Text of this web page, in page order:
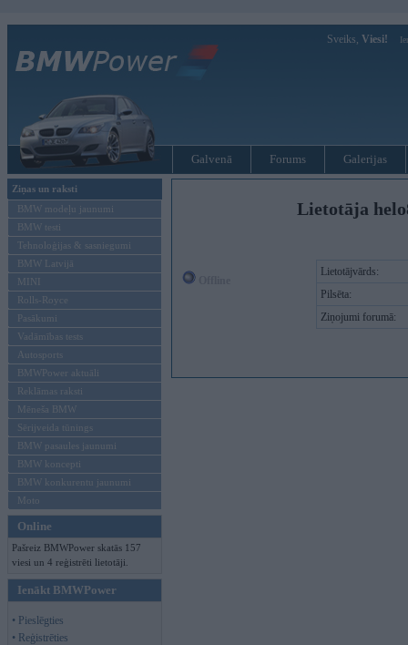
Sveiks, Viesi!
Galvenā Forums Galerijas
Ziņas un raksti
BMW modeļu jaunumi
BMW testi
Tehnoloģijas & sasniegumi
BMW Latvijā
MINI
Rolls-Royce
Pasākumi
Vadāmības tests
Autosports
BMWPower aktuāli
Reklāmas raksti
Mēneša BMW
Sērijveida tūnings
BMW pasaules jaunumi
BMW koncepti
BMW konkurentu jaunumi
Moto
Online
Pašreiz BMWPower skatās 157
viesi un 4 reģistrēti lietotāji.
Ienākt BMWPower
• Pieslēgties
• Reģistrēties
Lietotāja
Lietotājvārds:
Pilsēta:
Ziņojumi forumā: